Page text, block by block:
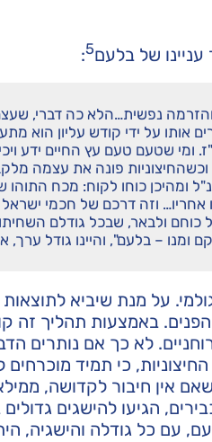
של בלעם5
:
והזרמה נפשית…הלא כה דברי,
על ידי קודש עליון הוא
ומי שטעם טעם עץ החיים ידע
פונה את עצמה
ומהיכן כוחו לקוח: מכח
וזה דרכם של חכמי
כוחם ולבאר, שבכל גודלם
– בלעם", והיינו גודל ערך,
על מנת שיביא
הפנים. באמצעות תהליך
לא כך אם נותרים
כי תמיד מוכרחים
אין חיבור לקדושה,
הגיעו להישגים גדולים
עם כל גודלה והישגיה,